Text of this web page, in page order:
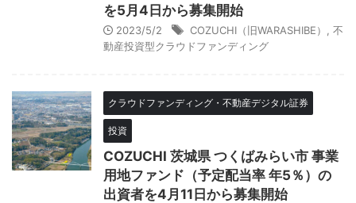
を5月4日から募集開始
2023/5/2 COZUCHI（旧WARASHIBE）
不
動産投資型クラウドファンディング
クラウドファンディング・不動産デジタル証券
投資
COZUCHI 茨城県 つくばみらい市 事業
用地ファンド（予定配当率 年5％）の
出資者を4月11日から募集開始